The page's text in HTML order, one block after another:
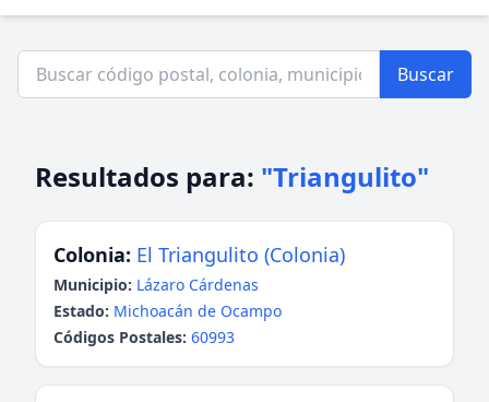
Buscar
Resultados para: "Triangulito"
Colonia: El Triangulito (Colonia)
Municipio: Lázaro Cárdenas
Estado: Michoacán de Ocampo
Códigos Postales: 60993